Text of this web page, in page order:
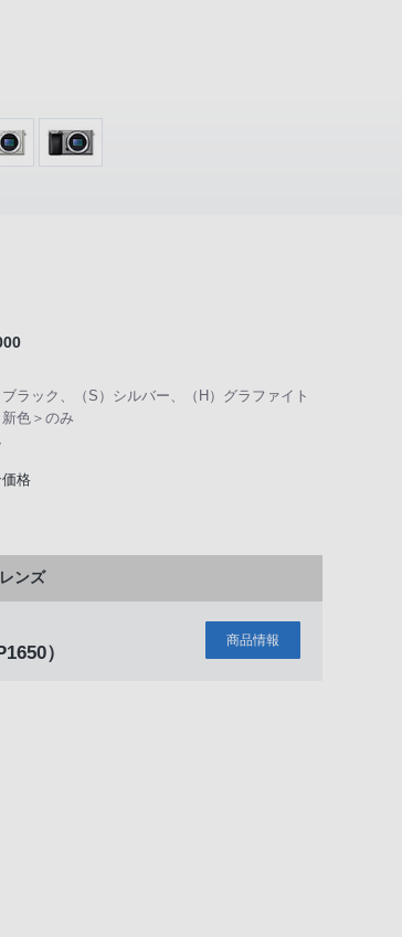
ラック、（S）シルバー、（H）グラファイト
色＞のみ
格
ンズ
）
商品情報